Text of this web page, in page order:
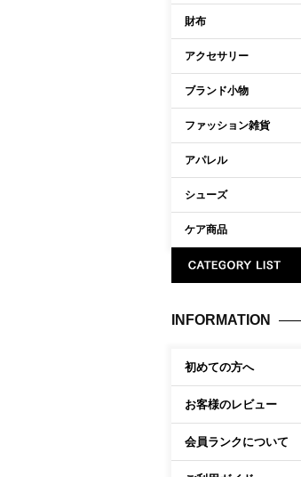
財布
アクセサリー
ブランド小物
ファッション雑貨
アパレル
シューズ
ケア商品
INFORMATION
初めての方へ
お客様のレビュー
会員ランクについて